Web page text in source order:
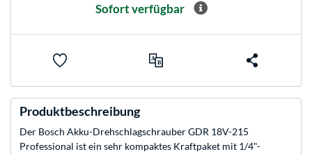
Sofort verfügbar
Produktbeschreibung
Der Bosch Akku-Drehschlagschrauber GDR 18V-215
Professional ist ein sehr kompaktes Kraftpaket mit 1/4"-